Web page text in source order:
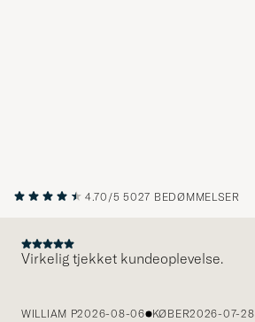
4.70/5 5027 BEDØMMELSER
Virkelig tjekket kundeoplevelse.
WILLIAM P2026-08-06 KØBER2026-07-28